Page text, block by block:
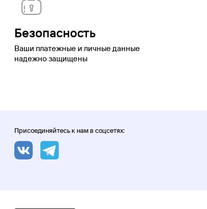
Безопасность
Ваши платежные и личные данные
надежно защищены
Присоединяйтесь к нам в соцсетях: